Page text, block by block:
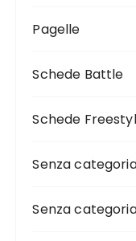
Pagelle
Schede Battle
Schede
Senza
Senza